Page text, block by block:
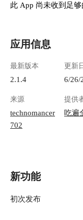
此 App 尚未收到足
应用信息
最新版本
2.1.4
更新
6/26/
来源
technomancer
702
提供
吃遍
新功能
初次发布